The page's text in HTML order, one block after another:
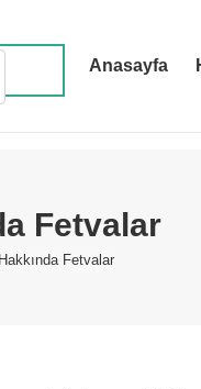
Anasayfa
Fetvalar
Fetvalar